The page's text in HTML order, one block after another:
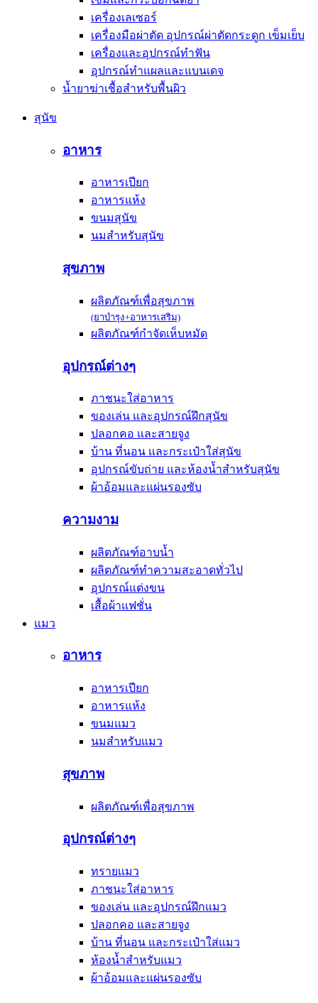
เครื่องเลเซอร์
เครื่องมือผ่าตัด อุปกรณ์ผ่าตัดกระดูก เข็มเย็บ
เครื่องและอุปกรณ์ทำฟัน
อุปกรณ์ทำแผลและแบนเดจ
น้ำยาฆ่าเชื้อสำหรับพื้นผิว
สุนัข
อาหาร
อาหารเปียก
อาหารแห้ง
ขนมสุนัข
นมสำหรับสุนัข
สุขภาพ
ผลิตภัณฑ์เพื่อสุขภาพ
(ยาบำรุง+อาหารเสริม)
ผลิตภัณฑ์กำจัดเห็บหมัด
อุปกรณ์ต่างๆ
ภาชนะใส่อาหาร
ของเล่น และอุปกรณ์ฝึกสุนัข
ปลอกคอ และสายจูง
บ้าน ที่นอน และกระเป๋าใส่สุนัข
อุปกรณ์ขับถ่าย และห้องน้ำสำหรับสุนัข
ผ้าอ้อมและแผ่นรองซับ
ความงาม
ผลิตภัณฑ์อาบน้ำ
ผลิตภัณฑ์ทำความสะอาดทั่วไป
อุปกรณ์แต่งขน
เสื้อผ้าแฟชั่น
แมว
อาหาร
อาหารเปียก
อาหารแห้ง
ขนมแมว
นมสำหรับแมว
สุขภาพ
ผลิตภัณฑ์เพื่อสุขภาพ
อุปกรณ์ต่างๆ
ทรายแมว
ภาชนะใส่อาหาร
ของเล่น และอุปกรณ์ฝึกแมว
ปลอกคอ และสายจูง
บ้าน ที่นอน และกระเป๋าใส่แมว
ห้องน้ำสำหรับแมว
ผ้าอ้อมและแผ่นรองซับ